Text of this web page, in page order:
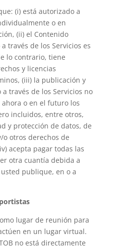
(i) está autorizado a
o en
(ii) el Contenido
través de los Servicios es
lo contrario, tiene
y licencias
(iii) la publicación y
través de los Servicios no
o en el futuro los
incluidos, entre otros,
y protección de datos, de
otros derechos de
acepta pagar todas las
otra cuantía debida a
publique, en o a
lugar de reunión para
en un lugar virtual.
no está directamente